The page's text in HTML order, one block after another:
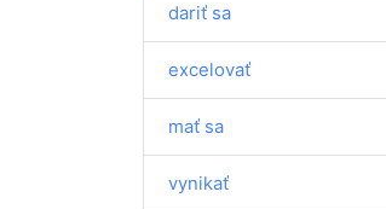
dariť sa
excelovať
mať sa
vynikať